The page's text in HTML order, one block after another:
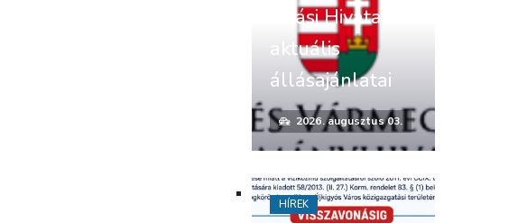
Járási Hivatal
aktuális
állásajánlatai
2026. augusztus 03.
HÍREK